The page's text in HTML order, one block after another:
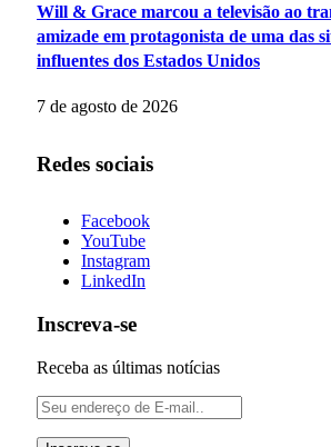
Will & Grace marcou a televisão ao
amizade em protagonista de uma das
influentes dos Estados Unidos
7 de agosto de 2026
Redes sociais
Facebook
YouTube
Instagram
LinkedIn
Inscreva-se
Receba as últimas notícias